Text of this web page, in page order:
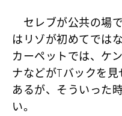
セレブが公共の場
はリゾが初めてでは
カーペットでは、ケ
ナなどがTバックを
あるが、そういった
い。